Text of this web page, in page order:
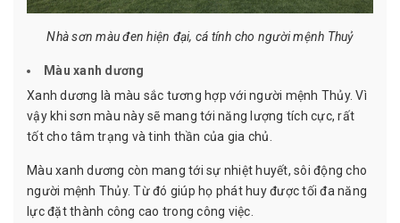
Nhà sơn màu đen hiện đại, cá tính cho người mệnh Thuỷ
Màu xanh dương
Xanh dương là màu sắc tương hợp với người mệnh Thủy. Vì
vậy khi sơn màu này sẽ mang tới năng lượng tích cực, rất
tốt cho tâm trạng và tinh thần của gia chủ.
Màu xanh dương còn mang tới sự nhiệt huyết, sôi động cho
người mệnh Thủy. Từ đó giúp họ phát huy được tối đa năng
lực đặt thành công cao trong công việc.